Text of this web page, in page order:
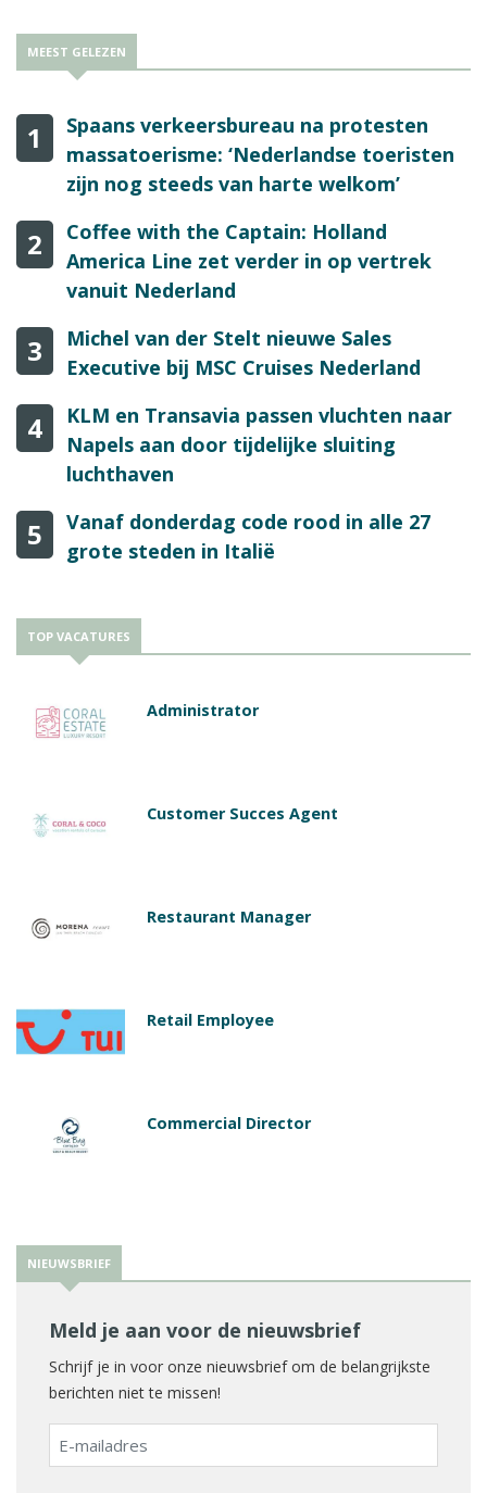
MEEST GELEZEN
1
Spaans verkeersbureau na protesten
massatoerisme: ‘Nederlandse toeristen
zijn nog steeds van harte welkom’
2
Coffee with the Captain: Holland
America Line zet verder in op vertrek
vanuit Nederland
3
Michel van der Stelt nieuwe Sales
Executive bij MSC Cruises Nederland
4
KLM en Transavia passen vluchten naar
Napels aan door tijdelijke sluiting
luchthaven
5
Vanaf donderdag code rood in alle 27
grote steden in Italië
TOP VACATURES
Administrator
Customer Succes Agent
Restaurant Manager
Retail Employee
Commercial Director
NIEUWSBRIEF
Meld je aan voor de nieuwsbrief
Schrijf je in voor onze nieuwsbrief om de belangrijkste
berichten niet te missen!
E-
mailadres